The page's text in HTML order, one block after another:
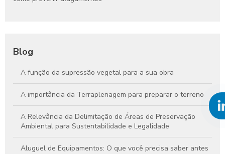
Blog
A função da supressão vegetal para a sua obra
A importância da Terraplenagem para preparar o terreno
A Relevância da Delimitação de Áreas de Preservação
Ambiental para Sustentabilidade e Legalidade
Aluguel de Equipamentos: O que você precisa saber antes